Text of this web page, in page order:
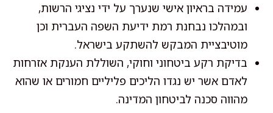
עמידה בראיון אישי שנערך על ידי נציגי הרשות,
ובמהלכו נבחנת רמת ידיעת השפה העברית וכן
מוטיבציית המבקש להשתקע בישראל.
בדיקת רקע ביטחוני וחוקי, השוללת הענקת אזרחות
לאדם אשר יש נגדו הליכים פליליים חמורים או שהוא
מהווה סכנה לביטחון המדינה.